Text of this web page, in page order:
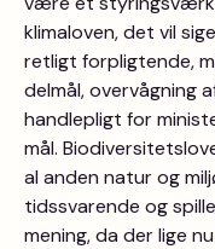
klimaloven, det vil
retligt forpligtende,
delmål, overvågning
handlepligt for
mål.
al anden natur og
tidssvarende og
mening, da der lige